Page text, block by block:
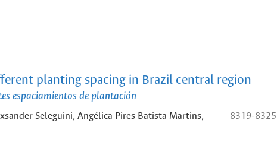
planting spacing in Brazil central region
espaciamientos de plantación
Seleguini, Angélica Pires Batista Martins,
8319-8325